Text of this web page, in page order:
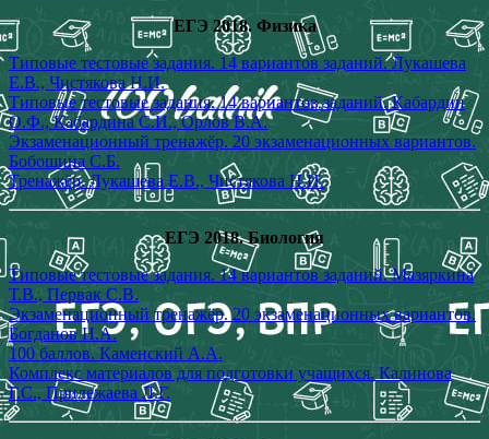
ЕГЭ 2018. Физика
Типовые тестовые задания. 14 вариантов заданий. Лукашева
Е.В., Чистякова Н.И.
Типовые тестовые задания. 14 вариантов заданий. Кабардин
О.Ф., Кабардина С.И., Орлов В.А.
Экзаменационный тренажёр. 20 экзаменационных вариантов.
Бобошина С.Б.
Тренажёр. Лукашева Е.В., Чистякова Н.И.
ЕГЭ 2018. Биология
Типовые тестовые задания. 14 вариантов заданий. Мазяркина
Т.В., Первак С.В.
Экзаменационный тренажёр. 20 экзаменационных вариантов.
Богданов Н.А.
100 баллов. Каменский А.А.
Комплекс материалов для подготовки учащихся. Калинова
Г.С., Прилежаева Л.Г.